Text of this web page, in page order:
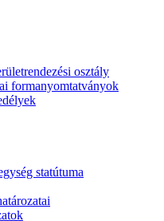
osztály
formanyomtatványok
statútuma